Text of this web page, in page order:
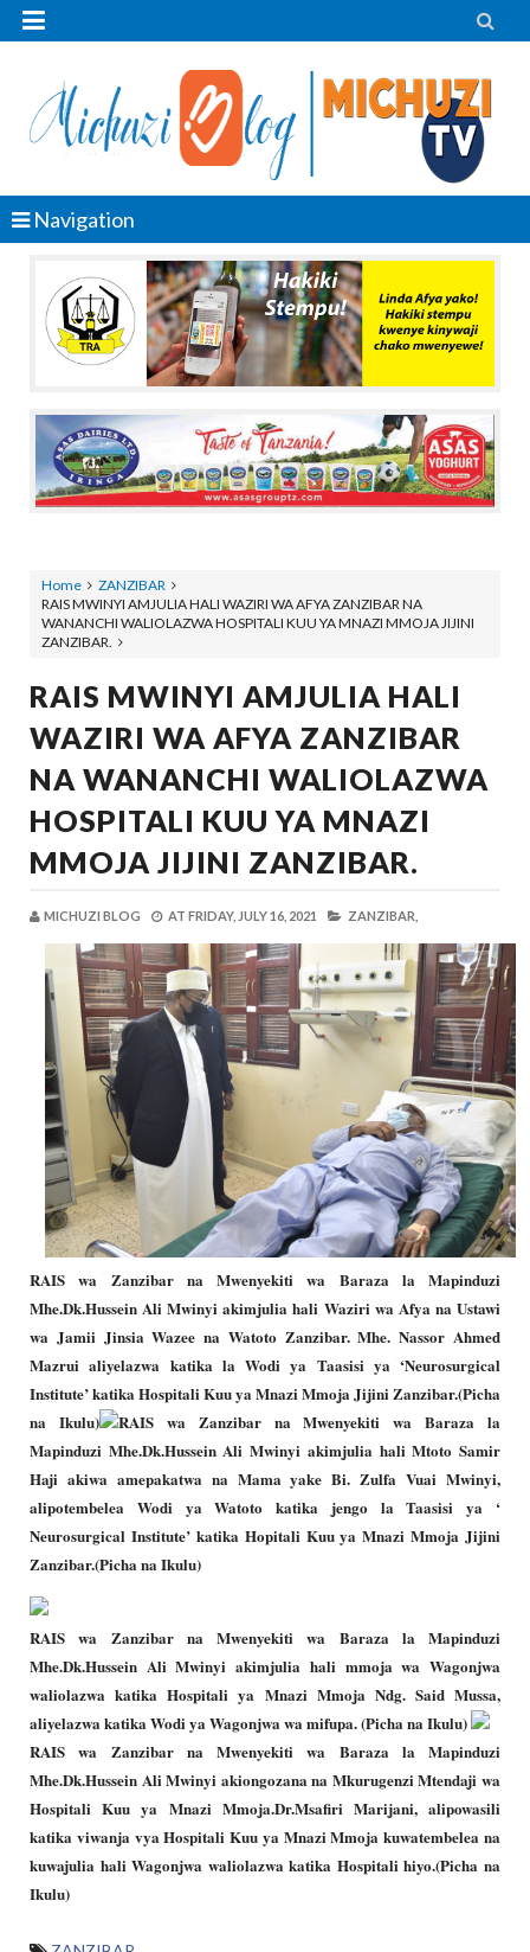
 
Navigation
Home
ZANZIBAR
RAIS MWINYI AMJULIA HALI WAZIRI WA AFYA ZANZIBAR NA
WANANCHI WALIOLAZWA HOSPITALI KUU YA MNAZI MMOJA JIJINI
ZANZIBAR.
RAIS MWINYI AMJULIA HALI
WAZIRI WA AFYA ZANZIBAR
NA WANANCHI WALIOLAZWA
HOSPITALI KUU YA MNAZI
MMOJA JIJINI ZANZIBAR.
MICHUZI BLOG AT FRIDAY, JULY 16, 2021 ZANZIBAR,
RAIS wa Zanzibar na Mwenyekiti wa Baraza la Mapinduzi
Mhe.Dk.Hussein Ali Mwinyi akimjulia hali Waziri wa Afya na Ustawi
wa Jamii Jinsia Wazee na Watoto Zanzibar. Mhe. Nassor Ahmed
Mazrui aliyelazwa katika la Wodi ya Taasisi ya ‘Neurosurgical
Institute’ katika Hospitali Kuu ya Mnazi Mmoja Jijini Zanzibar.(Picha
na Ikulu)
RAIS wa Zanzibar na Mwenyekiti wa Baraza la
Mapinduzi Mhe.Dk.Hussein Ali Mwinyi akimjulia hali Mtoto Samir
Haji akiwa amepakatwa na Mama yake Bi. Zulfa Vuai Mwinyi,
alipotembelea Wodi ya Watoto katika jengo la Taasisi ya ‘
Neurosurgical Institute’ katika Hopitali Kuu ya Mnazi Mmoja Jijini
Zanzibar.(Picha na Ikulu)
RAIS wa Zanzibar na Mwenyekiti wa Baraza la Mapinduzi
Mhe.Dk.Hussein Ali Mwinyi akimjulia hali mmoja wa Wagonjwa
waliolazwa katika Hospitali ya Mnazi Mmoja Ndg. Said Mussa,
aliyelazwa katika Wodi ya Wagonjwa wa mifupa. (Picha na Ikulu)
RAIS wa Zanzibar na Mwenyekiti wa Baraza la Mapinduzi
Mhe.Dk.Hussein Ali Mwinyi akiongozana na Mkurugenzi Mtendaji wa
Hospitali Kuu ya Mnazi Mmoja.Dr.Msafiri Marijani, alipowasili
katika viwanja vya Hospitali Kuu ya Mnazi Mmoja kuwatembelea na
kuwajulia hali Wagonjwa waliolazwa katika Hospitali hiyo.(Picha na
Ikulu)